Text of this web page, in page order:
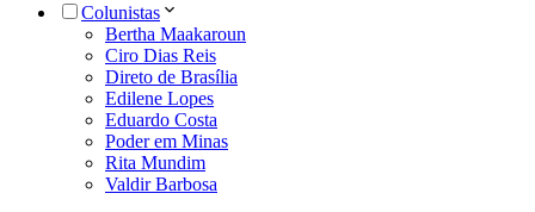
Colunistas
Bertha Maakaroun
Ciro Dias Reis
Direto de Brasília
Edilene Lopes
Eduardo Costa
Poder em Minas
Rita Mundim
Valdir Barbosa